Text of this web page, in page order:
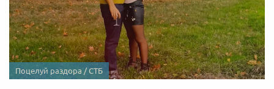
Поцелуй раздора / СТБ